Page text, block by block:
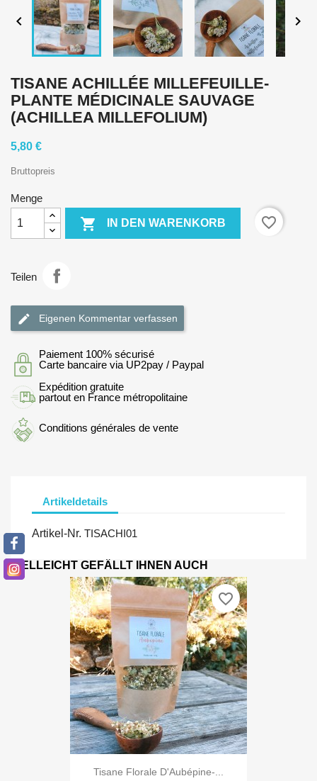
 
TISANE ACHILLÉE MILLEFEUILLE-
PLANTE MÉDICINALE SAUVAGE
(ACHILLEA MILLEFOLIUM)
5,80 €
Bruttopreis
Menge
 IN DEN WARENKORB favorite_border
Teilen
Eigenen Kommentar verfassen
Paiement 100% sécurisé
Carte bancaire via UP2pay / Paypal
Expédition gratuite
partout en France métropolitaine
Conditions générales de vente
Artikeldetails
Artikel-Nr. TISACHI01
VIELLEICHT GEFÄLLT IHNEN AUCH
Tisane Florale D'Aubépine-...
favorite_border